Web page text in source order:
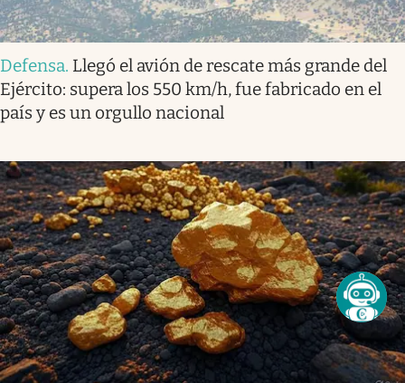
Defensa. Llegó el avión de rescate más grande del
Ejército: supera los 550 km/h, fue fabricado en el
país y es un orgullo nacional